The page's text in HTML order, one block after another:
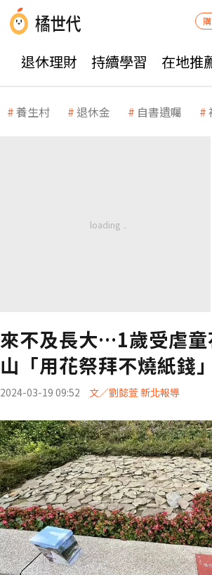
退休理財 持續學習 在地推
養生村 退休金 自書遺囑
來不及長大…1歲受虐童
山「用花祭拜不燒紙錢」
2024-03-19 09:52 文／劉懿萱 新北報導